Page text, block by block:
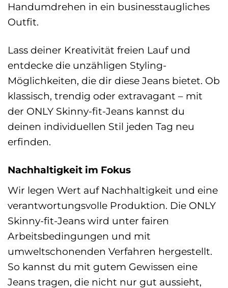
Handumdrehen in ein businesstaugliches
Outfit.
Lass deiner Kreativität freien Lauf und
entdecke die unzähligen Styling-
Möglichkeiten, die dir diese Jeans bietet. Ob
klassisch, trendig oder extravagant – mit
der ONLY Skinny-fit-Jeans kannst du
deinen individuellen Stil jeden Tag neu
erfinden.
Nachhaltigkeit im Fokus
Wir legen Wert auf Nachhaltigkeit und eine
verantwortungsvolle Produktion. Die ONLY
Skinny-fit-Jeans wird unter fairen
Arbeitsbedingungen und mit
umweltschonenden Verfahren hergestellt.
So kannst du mit gutem Gewissen eine
Jeans tragen, die nicht nur gut aussieht,